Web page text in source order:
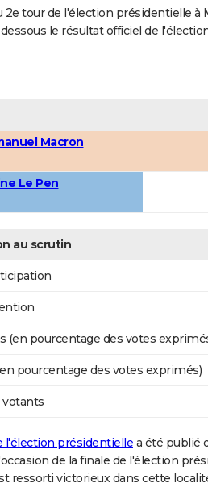
2e tour de l'élection présidentielle à
le résultat officiel de
Macron
Le Pen
au scrutin
(en pourcentage des votes
pourcentage des votes exprimés)
votants
l'élection présidentielle a été publié
de la finale de l'élection
ressorti victorieux dans cette